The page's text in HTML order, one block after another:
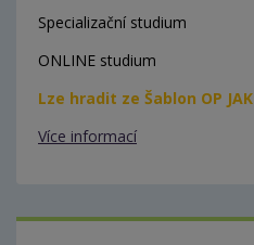
Specializační studium
ONLINE studium
Lze hradit ze Šablon OP JAK
Více informací